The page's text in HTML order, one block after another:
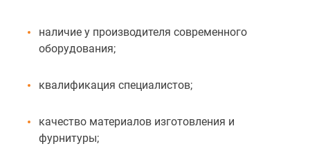
наличие у производителя современного
оборудования;
квалификация специалистов;
качество материалов изготовления и
фурнитуры;